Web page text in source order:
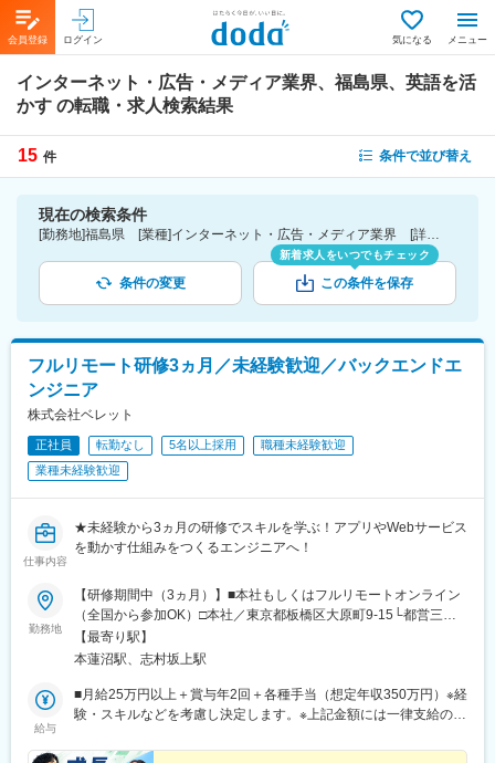
会員登録 ログイン 気になる メニュー
インターネット・広告・メディア業界、福島県、英語を活
かす の転職・求人検索結果
15 件 条件で並び替え
現在の検索条件
[勤務地]福島県 [業種]インターネット・広告・メディア業界 [詳細条件](語学)英語を活かす
条件の変更
新着求人をいつでもチェック
この条件を保存
フルリモート研修3ヵ月／未経験歓迎／バックエンドエ
ンジニア
株式会社ベレット
正社員 転勤なし 5名以上採用
職種未経験歓迎
業種未経験歓迎
仕事内容
★未経験から3ヵ月の研修でスキルを学ぶ！アプリやWebサービス
を動かす仕組みをつくるエンジニアへ！
勤務地
【研修期間中（3ヵ月）】■本社もしくはフルリモートオンライン
（全国から参加OK）□本社／東京都板橋区大原町9-15└都営三田
線「本蓮沼駅」より徒歩4分└都営三田線「志村坂上駅」より徒歩
9分【研修終了後】■東京23区を中心とした全国各地のプロジェク
ん。※すべて徒歩10分以内の駅チカオフィスです。※フルリモー
ト・在宅勤務・リモートワークはプロジェクトによって異なりま
【最寄り駅】
本蓮沼駅、志村坂上駅
給与
■月給25万円以上＋賞与年2回＋各種手当（想定年収350万円）※経
験・スキルなどを考慮し決定します。※上記金額には一律支給の住
（期間中は月給23万円以上で、その他の待遇に変更なし）☆経験